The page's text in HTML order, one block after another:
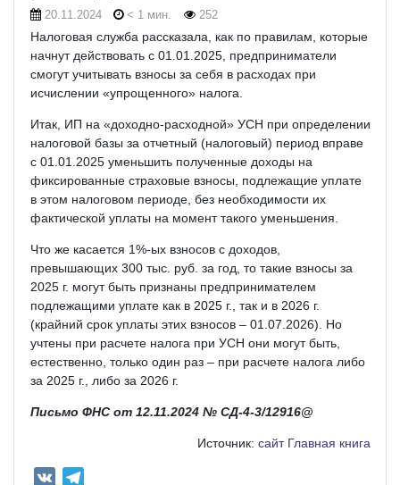
20.11.2024 < 1 мин. 252
Налоговая служба рассказала, как по правилам, которые
начнут действовать с 01.01.2025, предприниматели
смогут учитывать взносы за себя в расходах при
исчислении «упрощенного» налога.
Итак, ИП на «доходно-расходной» УСН при определении
налоговой базы за отчетный (налоговый) период вправе
с 01.01.2025 уменьшить полученные доходы на
фиксированные страховые взносы, подлежащие уплате
в этом налоговом периоде, без необходимости их
фактической уплаты на момент такого уменьшения.
Что же касается 1%-ых взносов с доходов,
превышающих 300 тыс. руб. за год, то такие взносы за
2025 г. могут быть признаны предпринимателем
подлежащими уплате как в 2025 г., так и в 2026 г.
(крайний срок уплаты этих взносов – 01.07.2026). Но
учтены при расчете налога при УСН они могут быть,
естественно, только один раз – при расчете налога либо
за 2025 г., либо за 2026 г.
Письмо ФНС от 12.11.2024 № СД-4-3/12916@
Источник: сайт Главная книга